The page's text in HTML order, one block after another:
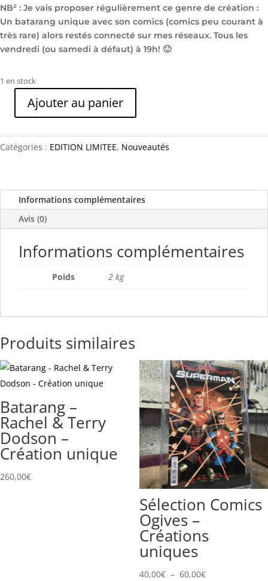
NB² : Je vais proposer régulièrement ce genre de création :
Un batarang unique avec son comics (comics peu courant à
très rare) alors restés connecté sur mes réseaux. Tous les
vendredi (ou samedi à défaut) à 19h! 🙂
1 en stock
quantité
Batgirl
1995
-
Création
unique
Ajouter au panier
Catégories : EDITION LIMITEE, Nouveautés
Informations complémentaires
Avis (0)
Informations complémentaires
Poids 2 kg
Produits similaires
Batarang –
Rachel & Terry
Dodson –
Création unique
260,00€
Sélection Comics
Ogives –
Créations
uniques
40,00€ – 60,00€Plage